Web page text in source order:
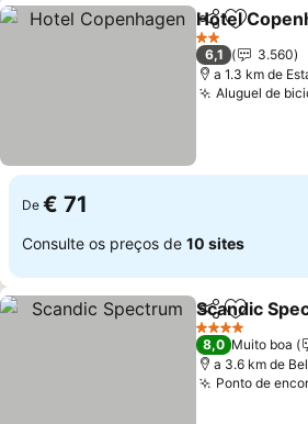
Partilhar
Hotel
2 Estrelas
6,1
3.560
a 1.3 km de
Aluguel de
De € 71
Consulte os preços de 10 sites
Partilhar
Scandic
4 Estrelas
8,0 Muito boa
a 3.6 km de
Ponto de